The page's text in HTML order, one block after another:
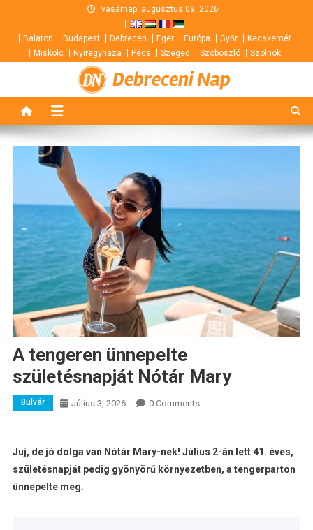
content
vasárnap, augusztus 09, 2026
Balaton Budapest Debrecen Eger Európa Győr
Kecskemét
Miskolc
Nyíregyháza Pécs Szeged Szoboszló Szolnok
Debreceni Nap
A tengeren ünnepelte
születésnapját Nótár Mary
Bulvár Július 3, 2026 0 Comments
Juj, de jó dolga van Nótár Mary-nek! Július 2-án lett 41. éves,
születésnapját pedig gyönyörű környezetben, a tengerparton
ünnepelte meg.